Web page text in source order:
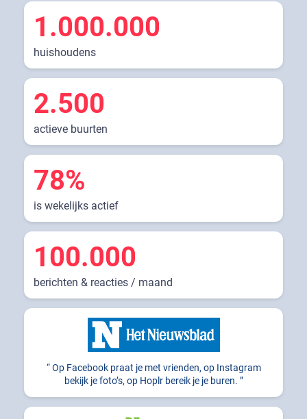
1.000.000
huishoudens
2.500
actieve buurten
78%
is wekelijks actief
100.000
berichten & reacties / maand
Op Facebook praat je met vrienden, op Instagram
bekijk je foto’s, op Hoplr bereik je je buren.